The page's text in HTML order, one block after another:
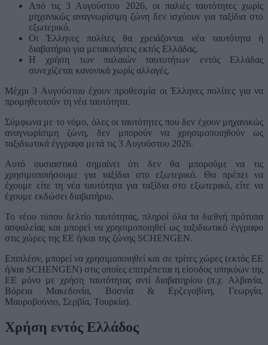
Από τις 3 Αυγούστου 2026, οι παλιές ταυτότητες χωρίς
μηχανικώς αναγνωρίσιμη ζώνη δεν ισχύουν για ταξίδια στο
εξωτερικό.
Οι Έλληνες πολίτες θα χρειάζονται νέα ταυτότητα ή
διαβατήριο για μετακινήσεις εκτός Ελλάδας.
Η χρήση των παλαιών ταυτοτήτων εντός Ελλάδας
συνεχίζεται κανονικά χωρίς αλλαγές.
Μέχρι 3 Αυγούστου έχουν προθεσμία οι Έλληνες πολίτες για να
προμηθευτούν τη νέα ταυτότητα.
Σύμφωνα με το νόμο, όλες οι ταυτότητες που δεν έχουν μηχανικώς
αναγνωρίσιμη ζώνη, δεν μπορούν να χρησιμοποιηθούν ως
ταξιδιωτικά έγγραφα μετά τις 3 Αυγούστου 2026.
Αυτό ουσιαστικά σημαίνει ότι δεν θα μπορούμε να τις
χρησιμοποιήσουμε για ταξίδια στο εξωτερικό. Θα πρέπει να
έχουμε είτε τη νέα ταυτότητα για ταξίδια στο εξωτερικό, είτε να
έχουμε εκδώσει διαβατήριο.
Το νέου τύπου δελτίο ταυτότητας, πληροί όλα τα διεθνή πρότυπα
ασφαλείας και μπορεί να χρησιμοποιηθεί ως ταξιδιωτικό έγγραφο
στις χώρες της ΕΕ ή/και της ζώνης SCHENGEN.
Επιπλέον, μπορεί να χρησιμοποιηθεί και σε τρίτες χώρες (εκτός ΕΕ
ή/και SCHENGEN) στις οποίες επιτρέπεται η είσοδος υπηκόων της
ΕΕ μόνο με χρήση ταυτότητας αντί διαβατηρίου (π.χ. Αλβανία,
Βόρεια Μακεδονία, Βοσνία & Ερζεγοβίνη, Γεωργία,
Μαυροβούνιο, Σερβία, Τουρκία).
Χρήση εντός Ελλάδος